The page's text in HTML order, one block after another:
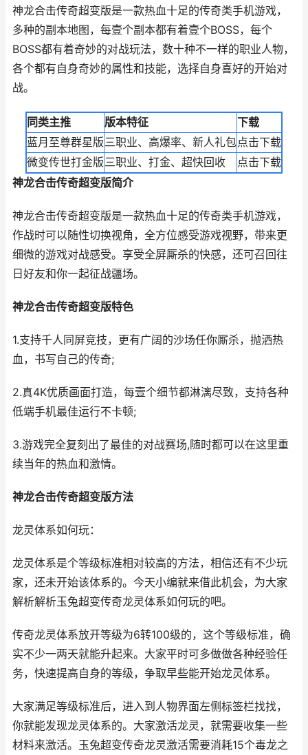
神龙合击传奇超变版是一款热血十足的传奇类手机游戏，
多种的副本地图，每壹个副本都有着壹个BOSS，每个
BOSS都有着奇妙的对战玩法，数十种不一样的职业人物，
各个都有自身奇妙的属性和技能，选择自身喜好的开始对
战。
同类主推 版本特征
下载
蓝月至尊群星版三职业、高爆率、新人礼包点击下载
微变传世打金版三职业、打金、超快回收
点击下载
神龙合击传奇超变版简介
神龙合击传奇超变版是一款热血十足的传奇类手机游戏，
作战时可以随性切换视角，全方位感受游戏视野，带来更
细微的游戏对战感受。享受全屏厮杀的快感，还可召回往
日好友和你一起征战疆场。
神龙合击传奇超变版特色
1.支持千人同屏竞技，更有广阔的沙场任你厮杀，抛洒热
血，书写自己的传奇;
2.真4K优质画面打造，每壹个细节都淋漓尽致，支持各种
低端手机最佳运行不卡顿;
3.游戏完全复刻出了最佳的对战赛场,随时都可以在这里重
续当年的热血和激情。
神龙合击传奇超变版方法
龙灵体系如何玩：
龙灵体系是个等级标准相对较高的方法，相信还有不少玩
家，还未开始该体系的。今天小编就来借此机会，为大家
解析解析玉兔超变传奇龙灵体系如何玩的吧。
传奇龙灵体系放开等级为6转100级的，这个等级标准，确
实不少一两天就能升起来。大家平时可多做做各种经验任
务，快速提高自身的等级，争取早些能开始龙灵体系。
大家满足等级标准后，进入到人物界面左侧标签栏找找，
你就能发现龙灵体系的。大家激活龙灵，就需要收集一些
材料来激活。玉兔超变传奇龙灵激活需要消耗15个毒龙之